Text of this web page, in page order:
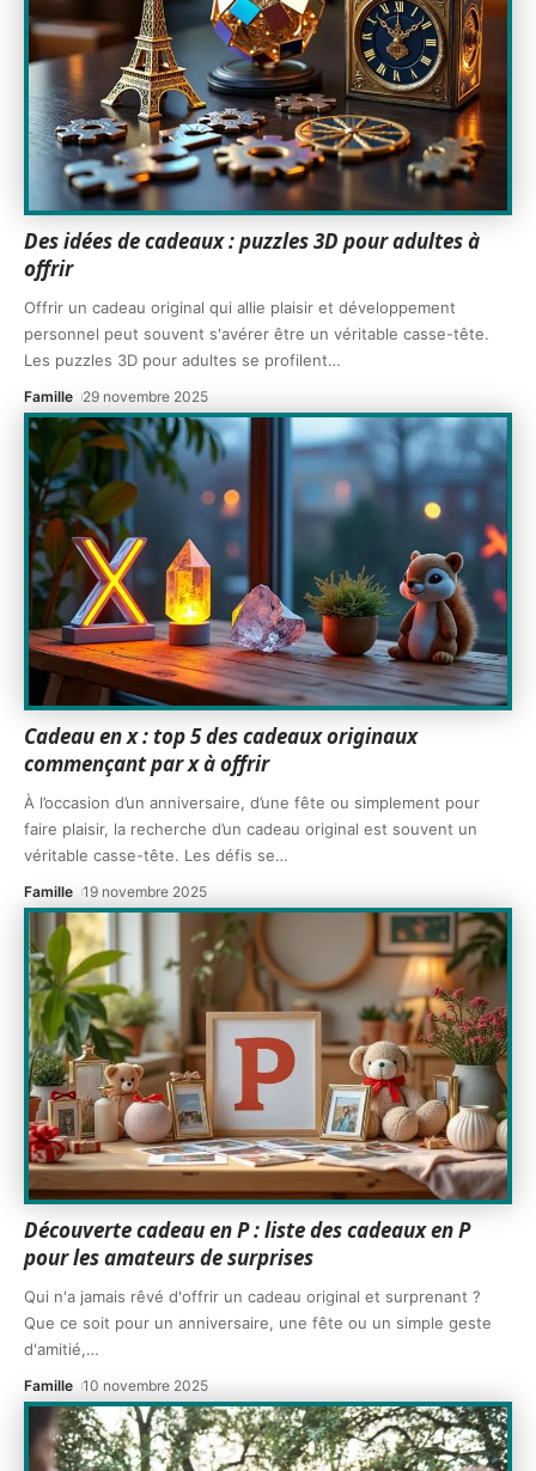
Des idées de cadeaux : puzzles 3D pour adultes à
offrir
Offrir un cadeau original qui allie plaisir et développement
personnel peut souvent s'avérer être un véritable casse-tête.
Les puzzles 3D pour adultes se profilent…
Famille 29 novembre 2025
Cadeau en x : top 5 des cadeaux originaux
commençant par x à offrir
À l’occasion d’un anniversaire, d’une fête ou simplement pour
faire plaisir, la recherche d’un cadeau original est souvent un
véritable casse-tête. Les défis se…
Famille 19 novembre 2025
Découverte cadeau en P : liste des cadeaux en P
pour les amateurs de surprises
Qui n'a jamais rêvé d'offrir un cadeau original et surprenant ?
Que ce soit pour un anniversaire, une fête ou un simple geste
d'amitié,…
Famille 10 novembre 2025